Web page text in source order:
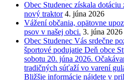
Obec Studenec získala
nový traktor 4. júna 2026
Vážení občania, opätovne
psov v našej obci. 3. júna 2026
Obec Studenec Vás srdečne
športové podujatie Deň obce
sobotu 20. júna 2026.
tradičných súťaží vo varení
Bližšie informácie nájdete v